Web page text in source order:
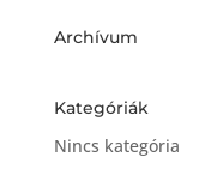
Archívum
Kategóriák
Nincs kategória